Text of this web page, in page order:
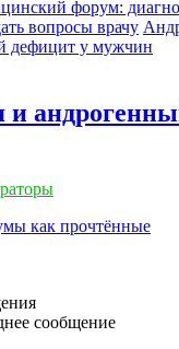
форум:
вопросы врачу
дефицит у мужчин
и
как прочтённые
сообщение